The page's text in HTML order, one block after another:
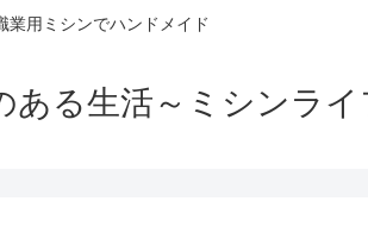
業用ミシンでハンドメイド
ある生活～ミシンライ